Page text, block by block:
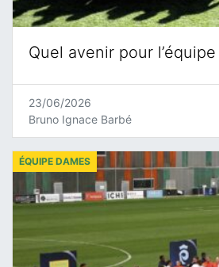
Quel avenir pour
23/06/2026
Bruno Ignace Barbé
ÉQUIPE DAMES